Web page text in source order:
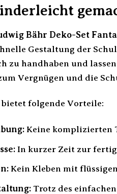
Bähr Deko-Set
Gestaltung der
zu handhaben und
Vergnügen und die
folgende Vorteile:
Keine komplizierten
In kurzer Zeit zur
Kein Kleben mit
Trotz des